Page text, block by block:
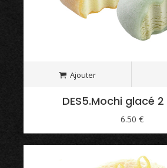
Ajouter
DES5.Mochi glacé
6.50 €